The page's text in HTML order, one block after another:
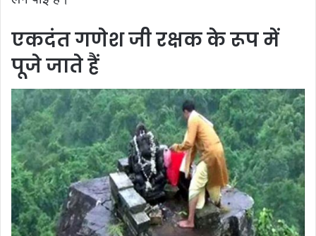
एकदंत गणेश जी रक्षक के रूप में
पूजे जाते हैं